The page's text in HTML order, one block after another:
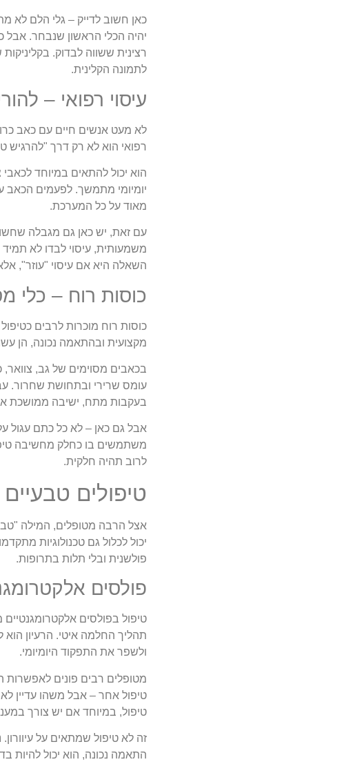
כאן חשוב לדייק – גלי הלם לא
יהיה הכלי הראשון שנבחר. אבל
רצינית ששווה לבדוק.
לתמונה הקלינית.
עיסוי רפואי –
לא מעט אנשים חיים עם כאב
רפואי הוא לא רק דרך "להרגיש
הוא יכול להתאים במיוחד
יומיומי מתמשך. לפעמים הכאב
מאוד על כל המערכת.
עם זאת, יש כאן גם מגבלה
משמעותית, עיסוי לבדו לא
השאלה היא אם עיסוי "עוזר",
כוסות רוח – כלי
כוסות רוח מוכרות לרבים
מקצועית ובהתאמה נכונה, הן
בכאבים מסוימים של גב,
עומס שרירי ובתחושת שחרור.
בעקבות מתח, ישיבה ממושכת
אבל גם כאן – לא כל כתם עגול
משתמשים בו כחלק מחשיבה
לרוב תהיה חלקית.
טיפולים
אצל הרבה מטופלים, המילה
יכול לכלול גם טכנולוגיות
פולשנית ובלי תלות בתרופות.
פולסים
טיפול בפולסים
תהליך החלמה איטי. הרעיון
ולשפר את התפקוד היומיומי.
מטופלים רבים פונים לאפשרות
טיפול אחר – אבל משהו עדיין
טיפול, במיוחד אם יש צורך
זה לא טיפול שמתאים על
התאמה נכונה, הוא יכול להיות